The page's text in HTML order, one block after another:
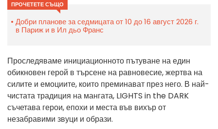
ПРОЧЕТЕТЕ СЪЩО
Добри планове за седмицата от 10 до 16 август 2026 г.
в Париж и в Ил дьо Франс
Проследяваме инициационното пътуване на един
обикновен герой в търсене на равновесие, жертва на
силите и емоциите, които преминават през него. В най-
чистата традиция на мангата, LIGHTS in the DARK
съчетава герои, епохи и места във вихър от
незабравими звуци и образи.